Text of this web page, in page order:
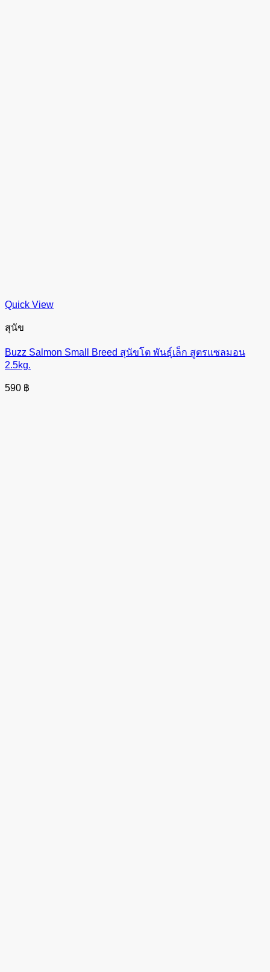
Quick View
สุนัข
Buzz Salmon Small Breed สุนัขโต พันธุ์เล็ก สูตรแซลมอน
2.5kg.
590 ฿